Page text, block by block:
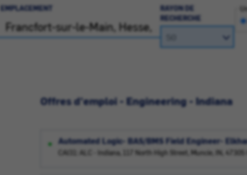
EMPLACEMENT
RAYON DE
RECHERCHE
Offres d'emploi - Engineering - Indiana
Automated Logic- BAS/BMS Field Engineer-
CAI31: ALC - Indiana, 117 North High Street, Muncie, IN, 47305